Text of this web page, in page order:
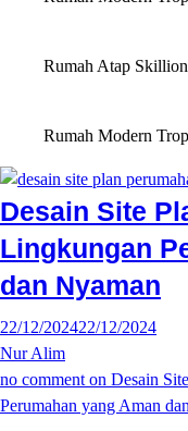
Rumah Atap
Rumah Modern
Desain Site
Lingkungan
dan Nyaman
22/12/202422/12/2024
Nur Alim
no comment on Desain
Perumahan yang Aman